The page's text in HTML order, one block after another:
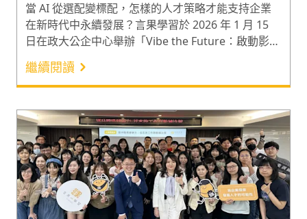
當 AI 從選配變標配，怎樣的人才策略才能支持企業
在新時代中永續發展？言果學習於 2026 年 1 月 15
日在政大公企中心舉辦「Vibe the Future：啟動影響
力與人才新時代」培訓年會，邀請曜誠溝通顧問公司
董事長（前奧美集團董事總經理）「謝馨慧」、AI 科
技專家「曾思遠」、三竹資訊副總「周金福」及影響
力顧問「吳道揆」，分享與 AI 共生共榮的人才策
略。透過剖析 AI 難以複製的智慧與價值，找到延
攬、培育、應用和留住新時代高價值人才的 3 大準
則！
繼續閱讀